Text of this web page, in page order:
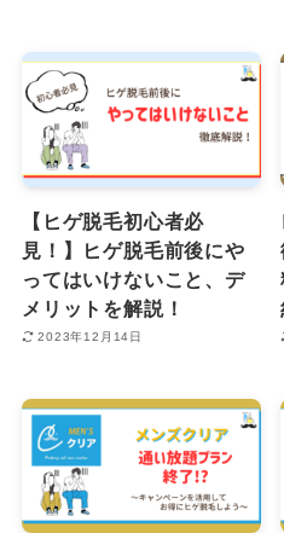
【ヒゲ脱毛初心者必
見！】ヒゲ脱毛前後にや
ってはいけないこと、デ
メリットを解説！
2023年12月14日